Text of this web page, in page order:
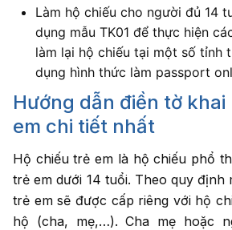
Làm hộ chiếu cho người đủ 14
dụng mẫu TK01 để thực hiện
làm lại hộ chiếu tại một số tỉnh
dụng hình thức làm passport
Hướng dẫn điền tờ
em chi tiết nhất
Hộ chiếu trẻ em là hộ chiếu phổ
trẻ em dưới 14 tuổi. Theo quy định
trẻ em sẽ được cấp riêng với hộ
hộ (cha, mẹ,…). Cha mẹ hoặc